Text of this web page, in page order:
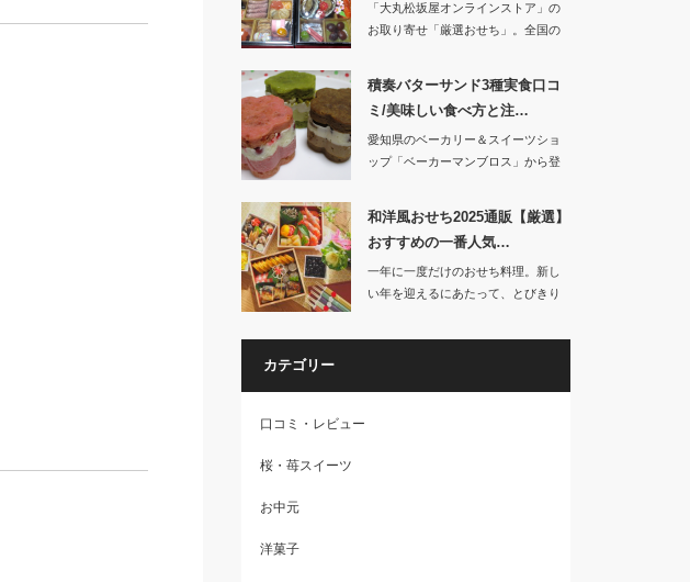
「大丸松坂屋オンラインストア」の
お取り寄せ「厳選おせち」。全国の
積奏バターサンド3種実食口コ
ミ/美味しい食べ方と注…
愛知県のベーカリー＆スイーツショ
ップ「ベーカーマンブロス」から登
和洋風おせち2025通販【厳選】
おすすめの一番人気…
一年に一度だけのおせち料理。新し
い年を迎えるにあたって、とびきり
カテゴリー
口コミ・レビュー
桜・苺スイーツ
お中元
洋菓子